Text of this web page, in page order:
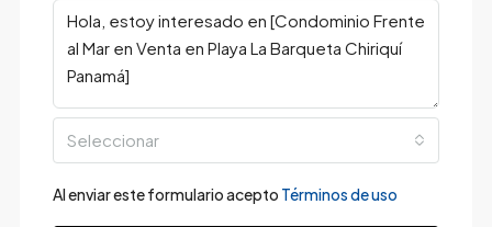
Seleccionar
Al enviar este formulario acepto Términos de uso